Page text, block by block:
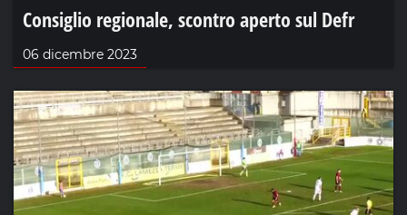
Consiglio regionale, scontro aperto sul Defr
06 dicembre 2023